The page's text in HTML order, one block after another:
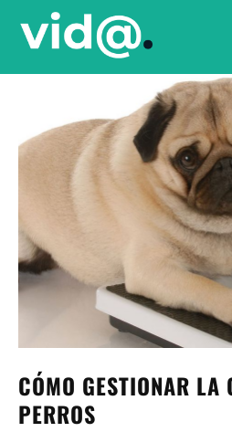
CÓMO GESTIONAR LA
PERROS